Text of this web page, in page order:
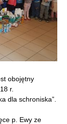
obojętny
r.
dla schroniska”.
p. Ewy ze